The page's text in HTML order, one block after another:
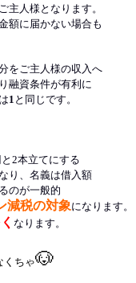
主人様となります。
額に届かない場合も
をご主人様の収入へ
融資条件が有利に
1 と同じです。
2本立てにする
り、名義は借入額
のが一般的
減税の対象になります。
なります。
くちゃ🐶